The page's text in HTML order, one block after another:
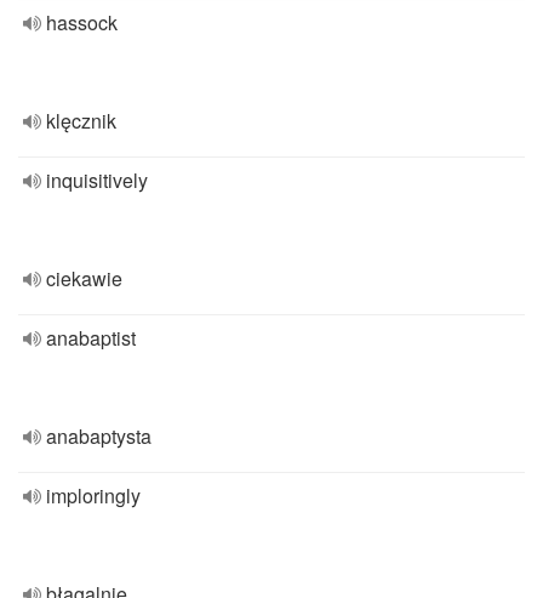
hassock
klęcznik
inquisitively
ciekawie
anabaptist
anabaptysta
imploringly